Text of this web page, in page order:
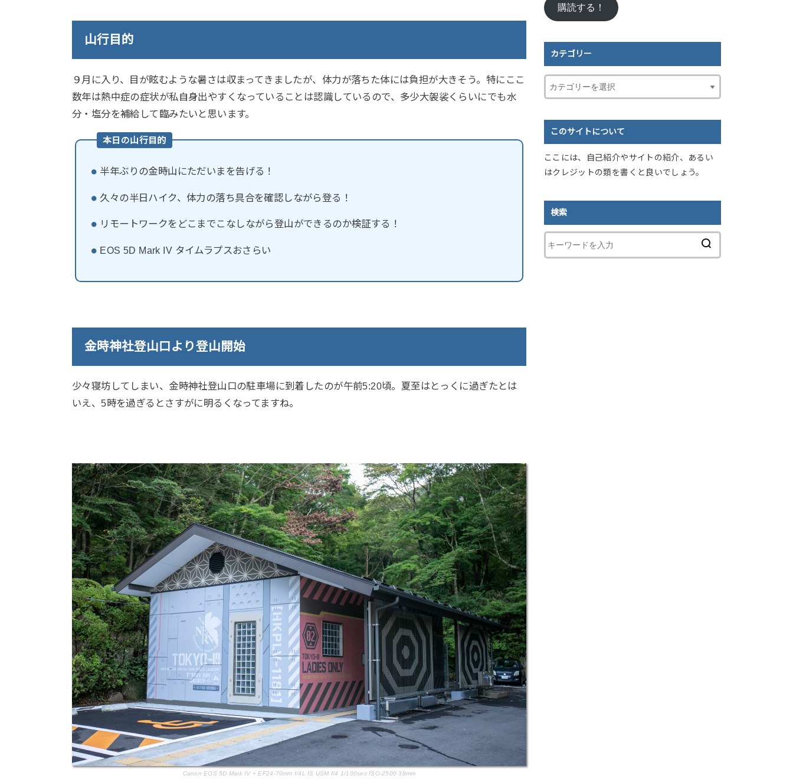
山行目的
９月に入り、目が眩むような暑さは収まってきましたが、体力が落ちた体には負担が大きそう。特にここ
数年は熱中症の症状が私自身出やすくなっていることは認識しているので、多少大袈裟くらいにでも水
分・塩分を補給して臨みたいと思います。
本日の山行目的
半年ぶりの金時山にただいまを告げる！
久々の半日ハイク、体力の落ち具合を確認しながら登る！
リモートワークをどこまでこなしながら登山ができるのか検証する！
EOS 5D Mark IV タイムラプスおさらい
金時神社登山口より登山開始
少々寝坊してしまい、金時神社登山口の駐車場に到着したのが午前5:20頃。夏至はとっくに過ぎたとは
いえ、5時を過ぎるとさすがに明るくなってますね。
Canon EOS 5D Mark IV + EF24-70mm f/4L IS USM f/4 1/100sec ISO-2500 38mm
ア
ド
購読する！
カテゴリー
このサイトについて
ここには、自己紹介やサイトの紹介、あるい
はクレジットの類を書くと良いでしょう。
検索